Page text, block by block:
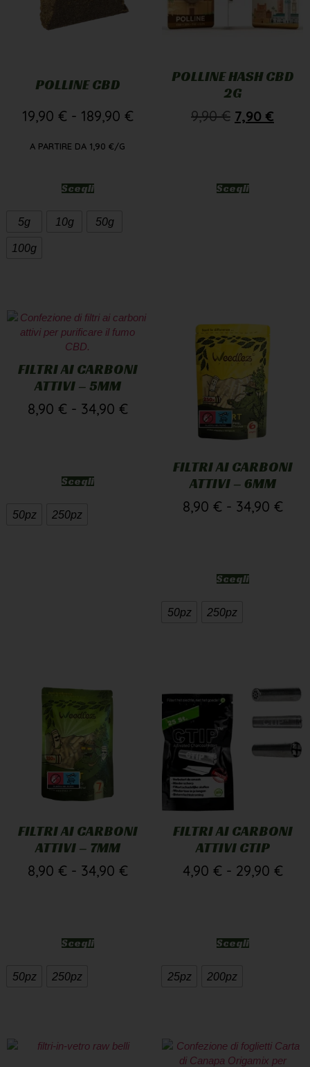
POLLINE CBD
19,90 € - 189,90 €
A PARTIRE DA 1,90 €/G
Scegli
5g 10g 50g
100g
POLLINE HASH CBD
2G
9,90€ 7,90 €
Scegli
FILTRI AI CARBONI
ATTIVI – 5MM
8,90 € - 34,90 €
Scegli
50pz 250pz
FILTRI AI CARBONI
ATTIVI – 6MM
8,90 € - 34,90 €
Scegli
50pz 250pz
FILTRI AI CARBONI
ATTIVI – 7MM
8,90 € - 34,90 €
Scegli
50pz 250pz
FILTRI AI CARBONI
ATTIVI CTIP
4,90 € - 29,90 €
Scegli
25pz 200pz